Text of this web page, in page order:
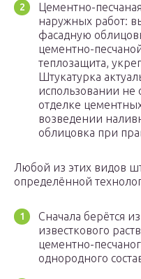
Цементно-
наружных работ:
фасадную
цементно-
теплозащита,
Штукатурка
использовании не
отделке
возведении
облицовка при
Любой из этих видов
определённой
Сначала берётся
известкового
цементно-
однородного